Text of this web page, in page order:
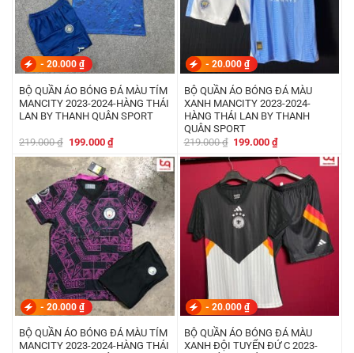
- 20.000 ₫
BỘ QUẦN ÁO BÓNG ĐÁ MÀU TÍM
MANCITY 2023-2024-HÀNG THÁI
LAN BY THANH QUÂN SPORT
219.000₫ Giá
là:
219.000 ₫.
199.000 ₫Giá
hiện
tại
là:
199.000 ₫.
- 20.000 ₫
BỘ QUẦN ÁO BÓNG ĐÁ MÀU
XANH MANCITY 2023-2024-
HÀNG THÁI LAN BY THANH
QUÂN SPORT
219.000₫ Giá
là:
219.000 ₫.
199.000₫Giá
tại
là:
199.000 ₫.
- 20.000 ₫
BỘ QUẦN ÁO BÓNG ĐÁ MÀU TÍM
MANCITY 2023-2024-HÀNG THÁI
- 20.000 ₫
BỘ QUẦN ÁO BÓNG ĐÁ MÀU
XANH ĐỘI TUYỂN ĐỨ C 2023-